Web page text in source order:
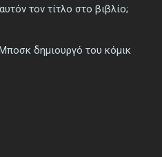
τον τίτλο στο βιβλίο;
δημιουργό του κόμικ